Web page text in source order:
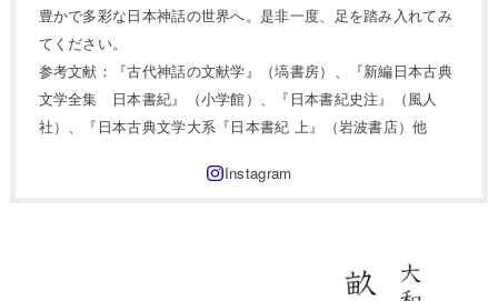
豊かで多彩な日本神話の世界へ。是非一度、足を踏み入れてみ
てください。
参考文献：『古代神話の文献学』（塙書房）、『新編日本古典
文学全集 日本書紀』（小学館）、『日本書紀史注』（風人
社）、『日本古典文学大系『日本書紀 上』（岩波書店）他